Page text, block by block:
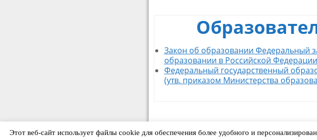
Закон об образовании Федеральный
образовании в Российской
Федеральный государственный
(утв. приказом Министерства
Этот веб-сайт использует файлы cookie для обеспечения более удобного и